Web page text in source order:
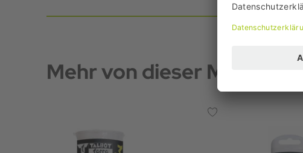
Mehr von dieser Marke